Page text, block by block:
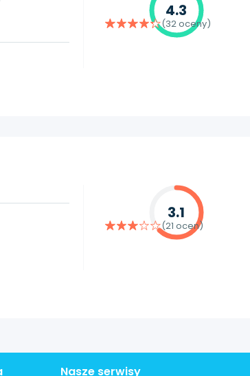
4.3
(32 oceny)
3.1
(21 ocen)
Nasze serwisy